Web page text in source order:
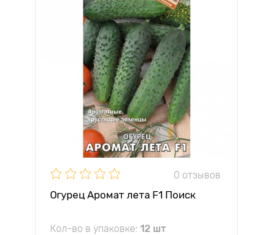
0 отзывов
Огурец Аромат лета F1 Поиск
Кол-во в упаковке: 12 шт